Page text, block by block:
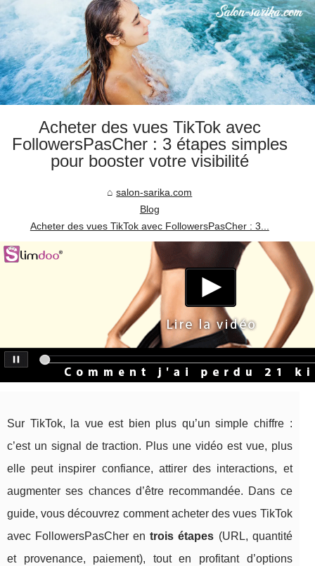
Acheter des vues TikTok avec
FollowersPasCher : 3 étapes simples
pour booster votre visibilité
salon-sarika.com
Blog
Acheter des vues TikTok avec FollowersPasCher : 3...
Sur TikTok, la vue est bien plus qu’un simple chiffre :
c’est un signal de traction. Plus une vidéo est vue, plus
elle peut inspirer confiance, attirer des interactions, et
augmenter ses chances d’être recommandée. Dans ce
guide, vous découvrez comment acheter des vues TikTok
avec FollowersPasCher entrois étapes (URL, quantité
et provenance, paiement), tout en profitant d’options